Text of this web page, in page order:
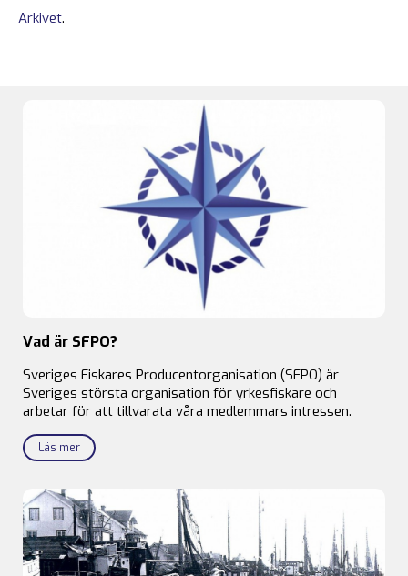
Arkivet.
Vad är SFPO?
Sveriges Fiskares Producentorganisation (SFPO) är
Sveriges största organisation för yrkesfiskare och
arbetar för att tillvarata våra medlemmars intressen.
Läs mer